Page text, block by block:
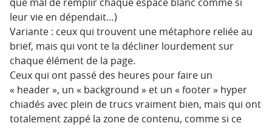
leur vie en dépendait…)
Variante : ceux qui trouvent une métaphore reliée au
brief, mais qui vont te la décliner lourdement sur
chaque élément de la page.
Ceux qui ont passé des heures pour faire un
« header », un « background » et un « footer » hyper
chiadés avec plein de trucs vraiment bien, mais qui ont
totalement zappé la zone de contenu, comme si ce